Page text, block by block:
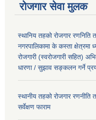
रोजगार सेवा मुलक
स्थानिय तहको रोजगार रणनिति
नगरपालिकामा के कस्ता क्षेत्रमा
रोजगारी (स्वरोजगारी सहित)
धारणा / सुझाव सङ्कलन गर्ने
स्थानीय तहको रोजगार रणनीति
सर्वेक्षण फाराम